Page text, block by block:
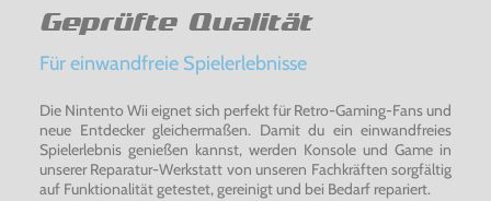
Geprüfte Qualität
Für einwandfreie Spielerlebnisse
Die Nintento Wii eignet sich perfekt für Retro-Gaming-Fans und
neue Entdecker gleichermaßen. Damit du ein einwandfreies
Spielerlebnis genießen kannst, werden Konsole und Game in
unserer Reparatur-Werkstatt von unseren Fachkräften sorgfältig
auf Funktionalität getestet, gereinigt und bei Bedarf repariert.